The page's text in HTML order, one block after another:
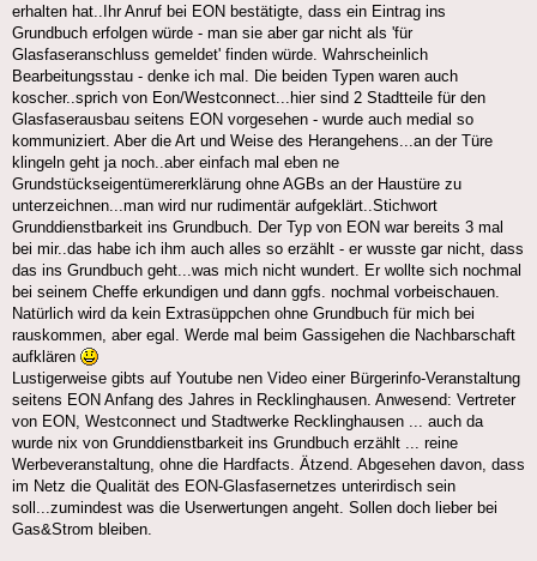
erhalten hat..Ihr Anruf bei EON bestätigte, dass ein Eintrag ins
Grundbuch erfolgen würde - man sie aber gar nicht als 'für
Glasfaseranschluss gemeldet' finden würde. Wahrscheinlich
Bearbeitungsstau - denke ich mal. Die beiden Typen waren auch
koscher..sprich von Eon/Westconnect...hier sind 2 Stadtteile für den
Glasfaserausbau seitens EON vorgesehen - wurde auch medial so
kommuniziert. Aber die Art und Weise des Herangehens...an der Türe
klingeln geht ja noch..aber einfach mal eben ne
Grundstückseigentümererklärung ohne AGBs an der Haustüre zu
unterzeichnen...man wird nur rudimentär aufgeklärt..Stichwort
Grunddienstbarkeit ins Grundbuch. Der Typ von EON war bereits 3 mal
bei mir..das habe ich ihm auch alles so erzählt - er wusste gar nicht, dass
das ins Grundbuch geht...was mich nicht wundert. Er wollte sich nochmal
bei seinem Cheffe erkundigen und dann ggfs. nochmal vorbeischauen.
Natürlich wird da kein Extrasüppchen ohne Grundbuch für mich bei
rauskommen, aber egal. Werde mal beim Gassigehen die Nachbarschaft
aufklären
Lustigerweise gibts auf Youtube nen Video einer Bürgerinfo-Veranstaltung
seitens EON Anfang des Jahres in Recklinghausen. Anwesend: Vertreter
von EON, Westconnect und Stadtwerke Recklinghausen ... auch da
wurde nix von Grunddienstbarkeit ins Grundbuch erzählt ... reine
Werbeveranstaltung, ohne die Hardfacts. Ätzend. Abgesehen davon, dass
im Netz die Qualität des EON-Glasfasernetzes unterirdisch sein
soll...zumindest was die Userwertungen angeht. Sollen doch lieber bei
Gas&Strom bleiben.